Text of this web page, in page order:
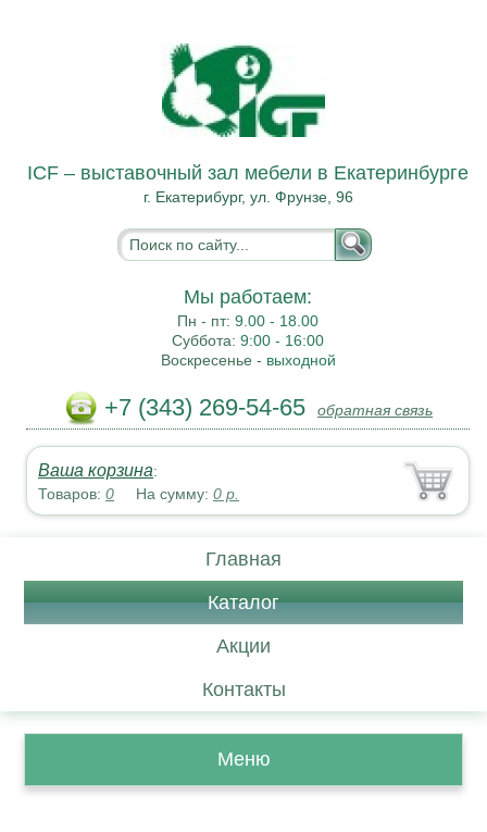
ICF – выставочный зал мебели в Екатеринбурге
г. Екатерибург, ул. Фрунзе, 96
Мы работаем:
Пн - пт:9.00 - 18.00
Суббота:9:00 - 16:00
Воскресенье - выходной
+7 (343) 269-54-65 обратная связь
Ваша корзина:
Товаров:0 На сумму:0 р.
Главная
Каталог
Акции
Контакты
Меню